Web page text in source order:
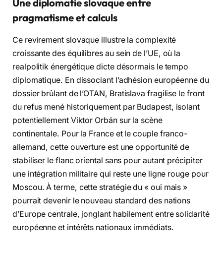
Une diplomatie slovaque entre
pragmatisme et calculs
Ce revirement slovaque illustre la complexité
croissante des équilibres au sein de l’UE, où la
realpolitik énergétique dicte désormais le tempo
diplomatique. En dissociant l’adhésion européenne du
dossier brûlant de l’OTAN, Bratislava fragilise le front
du refus mené historiquement par Budapest, isolant
potentiellement Viktor Orbán sur la scène
continentale. Pour la France et le couple franco-
allemand, cette ouverture est une opportunité de
stabiliser le flanc oriental sans pour autant précipiter
une intégration militaire qui reste une ligne rouge pour
Moscou. À terme, cette stratégie du « oui mais »
pourrait devenir le nouveau standard des nations
d’Europe centrale, jonglant habilement entre solidarité
européenne et intérêts nationaux immédiats.